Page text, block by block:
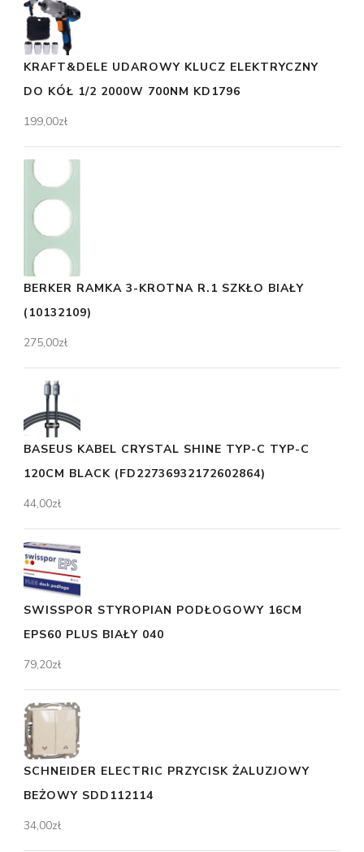
KRAFT&DELE UDAROWY KLUCZ ELEKTRYCZNY
DO KÓŁ 1/2 2000W 700NM KD1796
199,00zł
BERKER RAMKA 3-KROTNA R.1 SZKŁO BIAŁY
(10132109)
275,00zł
BASEUS KABEL CRYSTAL SHINE TYP-C TYP-C
120CM BLACK (FD22736932172602864)
44,00zł
SWISSPOR STYROPIAN PODŁOGOWY 16CM
EPS60 PLUS BIAŁY 040
79,20zł
SCHNEIDER ELECTRIC PRZYCISK ŻALUZJOWY
BEŻOWY SDD112114
34,00zł